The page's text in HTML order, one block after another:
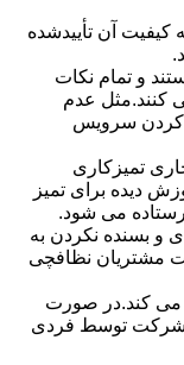
آن تأییدشده
و تمام نکات
کنند.مثل عدم
کردن سرویس
تمیزکاری
دیده برای تمیز
می شود.
و بسنده نکردن به
مشتریان نظافچی
می کند.در صورت
شرکت توسط فردی